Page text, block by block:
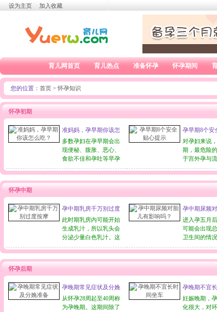
设为主页 加入收藏
育儿网首页 育儿热点 准备怀孕 怀孕期间
您的位置： 首页 >怀孕知识
怀孕初期
准妈妈，孕早期你该怎
么吃？
多数孕妇在孕早期会出
现便秘、腹胀、恶心、
食欲不佳和孕吐等早孕
反应，所以准妈妈孕早
期的饮食要清淡……准
妈妈，孕早期你该怎么
即女性怀孕的前3个
月。这个阶段是胎儿的
细胞
孕早期8个安
示
对孕妇来说
期，最危险
于宫外孕与
生这两种情
会发生腹痛
血，因此，
期的妈咪，
通的腹痛腹
起流
怀孕中期
孕中期乳房千万别过度
按摩
此时期乳房内可能开始
生成乳汁，所以乳头会
分泌少量白色乳汁。这
时可在胸罩内垫个棉
垫；并在洗澡时用温水
轻轻地清洗乳头。孕中
评估在20-24周，开始为
产后哺乳做准备，例如
乳
孕中期尿频
响吗？
进入孕五月
可能会出现
卫生间的情
时候故意少
有去卫生间
繁的坐蹲运
加，致了大
体通过肾的“
怀孕后期
孕晚期常见症状及分娩
准备
从怀孕28周起至40周称
为孕晚期。这期间除了
孕晚期不宜
妊娠晚期，
化很大，对